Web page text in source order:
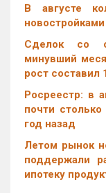
В августе
Cделок со
минувший
рост составил
Росреестр: в
почти
год назад
Летом рынок
поддержали
ипотеку